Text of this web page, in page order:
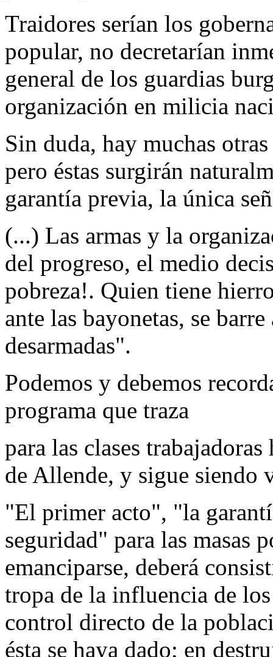
Traidores serían los
popular, no decretarían
general de los guardias
organización en milicia
Sin duda, hay muchas
pero éstas surgirán
garantía previa, la única
(...) Las armas y la
del progreso, el medio
pobreza!. Quien tiene
ante las bayonetas, se
desarmadas".
Podemos y debemos
programa que traza
para las clases
de Allende, y sigue siendo
"El primer acto", "la
seguridad" para las masas
emanciparse, deberá
tropa de la influencia de
control directo de la
ésta se haya dado; en